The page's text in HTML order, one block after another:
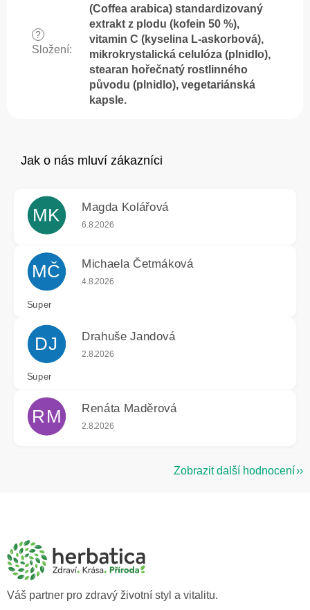
?
Složení:
(Coffea arabica) standardizovaný
extrakt z plodu (kofein 50 %),
vitamin C (kyselina L-askorbová),
mikrokrystalická celulóza (plnidlo),
stearan hořečnatý rostlinného
původu (plnidlo), vegetariánská
kapsle.
MK Magda Kolářová
Hodnocení obchodu je 5 z 5 hvězdiček.
6.8.2026
MČ Michaela Četmáková
Hodnocení obchodu je 5 z 5 hvězdiček.
4.8.2026
Super
DJ Drahuše Jandová
Hodnocení obchodu je 5 z 5 hvězdiček.
2.8.2026
Super
RM Renáta Maděrová
Hodnocení obchodu je 5 z 5 hvězdiček.
2.8.2026
Zobrazit další hodnocení
a
Váš partner pro zdravý životní styl a vitalitu.